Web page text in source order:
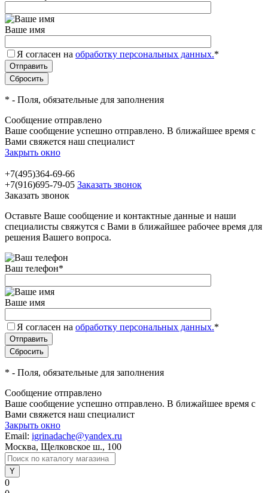
Ваше имя
Я согласен на обработку персональных данных.*
* - Поля, обязательные для заполнения
Сообщение отправлено
Ваше сообщение успешно отправлено. В ближайшее время с
Вами свяжется наш специалист
Закрыть окно
+7(495)364-69-66
+7(916)695-79-05 Заказать звонок
Заказать звонок
Оставьте Ваше сообщение и контактные данные и наши
специалисты свяжутся с Вами в ближайшее рабочее время для
решения Вашего вопроса.
Ваш телефон*
Ваше имя
Я согласен на обработку персональных данных.*
* - Поля, обязательные для заполнения
Сообщение отправлено
Ваше сообщение успешно отправлено. В ближайшее время с
Вами свяжется наш специалист
Закрыть окно
Email: igrinadache@yandex.ru
Москва, Щелковское ш., 100
0